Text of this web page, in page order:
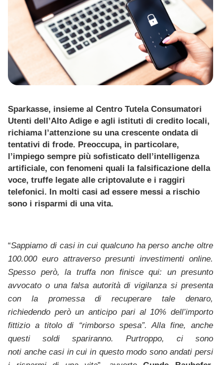
TOOL
ATTUALITÀ
CONTATTI
Sparkasse, insieme al Centro Tutela Consumatori
Utenti dell’Alto Adige e agli istituti di credito locali,
richiama l’attenzione su una crescente ondata di
tentativi di frode. Preoccupa, in particolare,
l’impiego sempre più sofisticato dell’intelligenza
artificiale, con fenomeni quali la falsificazione della
voce, truffe legate alle criptovalute e i raggiri
telefonici. In molti casi ad essere messi a rischio
sono i risparmi di una vita.
“Sappiamo di casi in cui qualcuno ha perso anche oltre
100.000 euro attraverso presunti investimenti online.
Spesso però, la truffa non finisce qui: un presunto
avvocato o una falsa autorità di vigilanza si presenta
con la promessa di recuperare tale denaro,
richiedendo però un anticipo pari al 10% dell’importo
fittizio a titolo di “rimborso spesa”. Alla fine, anche
questi soldi spariranno. Purtroppo, ci sono
noti anche casi in cui in questo modo sono andati persi